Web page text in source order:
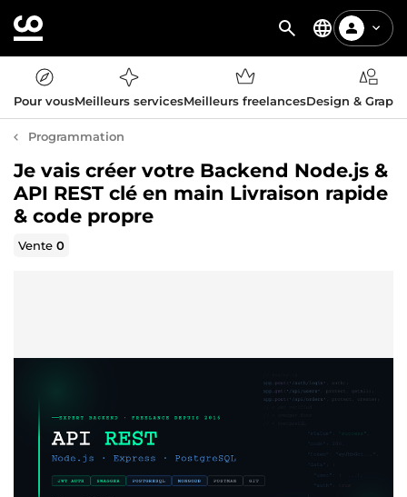
Pour vousMeilleurs servicesMeilleurs freelancesDesign &
Programmation
Je vais créer votre Backend Node.js &
API REST clé en main Livraison rapide
& code propre
Vente0